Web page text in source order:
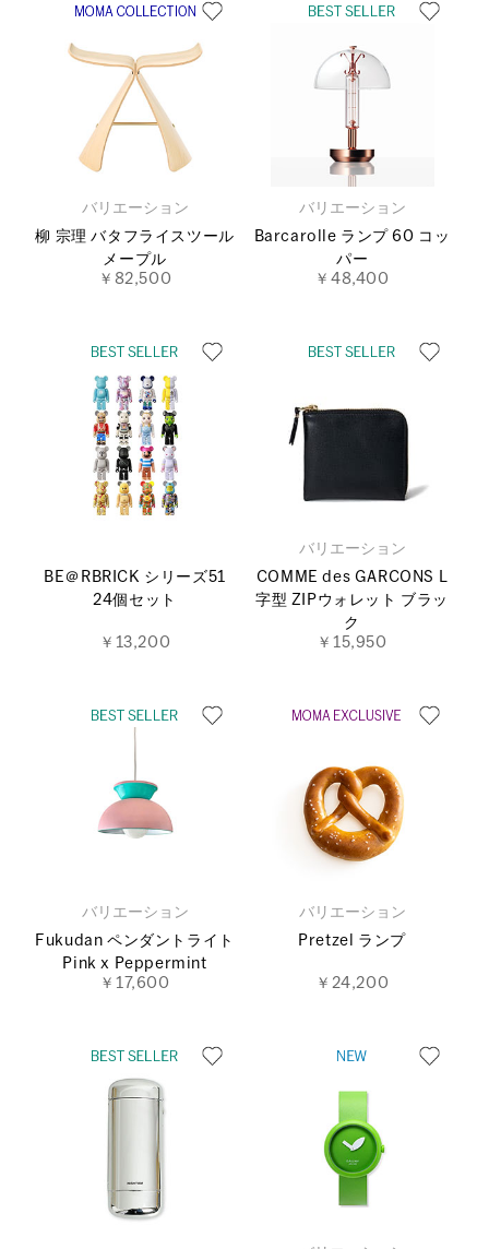
バリエーション
柳 宗理 バタフライスツール
メープル
￥82,500
バリエーション
Barcarolle ランプ 60 コッ
パー
￥48,400
BE＠RBRICK シリーズ51
24個セット
￥13,200
バリエーション
COMME des GARCONS L
字型 ZIPウォレット ブラッ
ク
￥15,950
バリエーション
Fukudan ペンダントライト
Pink x Peppermint
￥17,600
バリエーション
Pretzel ランプ
￥24,200